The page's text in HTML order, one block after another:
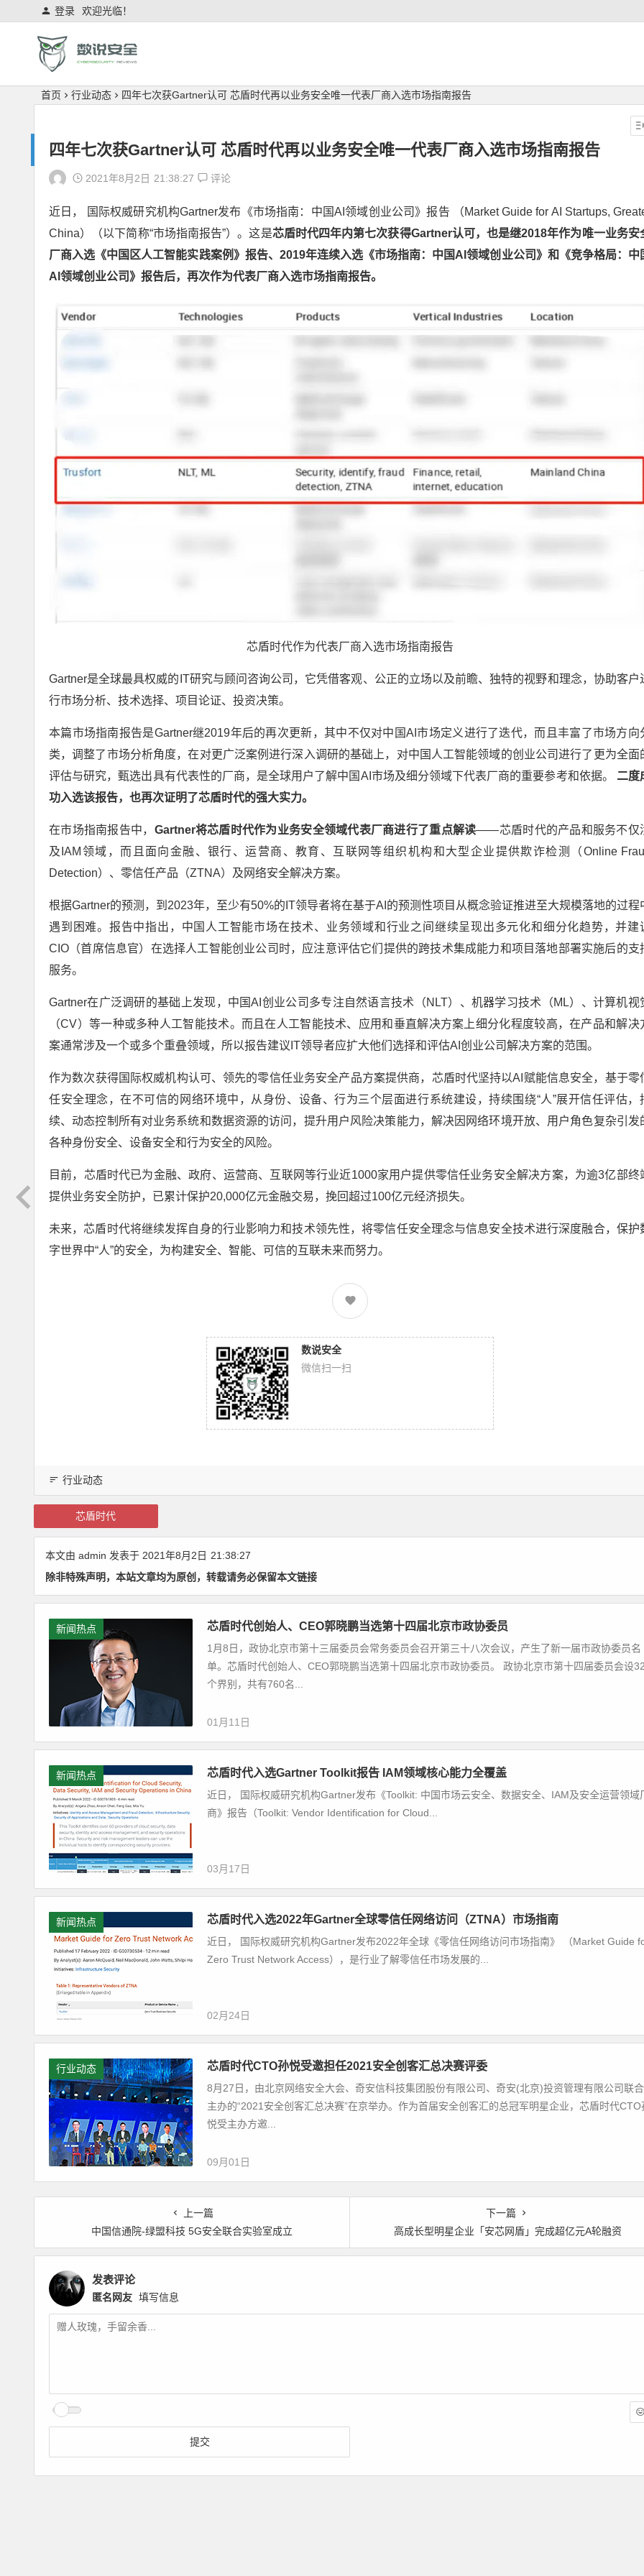
欢迎光临！
登录
首页 行业动态 四年七次获Gartner认可 芯盾时代再以业务安全唯一代表厂商入选市场指南报告
四年七次获Gartner认可 芯盾时代再以业务安全唯一代表厂商入选市场指南报告
2021年8月2日 21:38:27 评论
近日， 国际权威研究机构Gartner发布《市场指南：中国AI领域创业公司》报告 （Market Guide for AI Startups,
China）（以下简称“市场指南报告”）。这是芯盾时代四年内第七次获得Gartner认可，也是继2018年作为唯一业务安
厂商入选《中国区人工智能实践案例》报告、2019年连续入选《市场指南：中国AI领域创业公司》和《竞争格局：中
AI领域创业公司》报告后，再次作为代表厂商入选市场指南报告。
芯盾时代作为代表厂商入选市场指南报告
Gartner是全球最具权威的IT研究与顾问咨询公司，它凭借客观、公正的立场以及前瞻、独特的视野和理念，协助客户
行市场分析、技术选择、项目论证、投资决策。
本篇市场指南报告是Gartner继2019年后的再次更新，其中不仅对中国AI市场定义进行了迭代，而且丰富了市场方向
类，调整了市场分析角度，在对更广泛案例进行深入调研的基础上，对中国人工智能领域的创业公司进行了更为全面
评估与研究，甄选出具有代表性的厂商，是全球用户了解中国AI市场及细分领域下代表厂商的重要参考和依据。 二度
功入选该报告，也再次证明了芯盾时代的强大实力。
在市场指南报告中， Gartner将芯盾时代作为业务安全领域代表厂商进行了重点解读——芯盾时代的产品和服务不仅
及IAM领域，而且面向金融、银行、运营商、教育、互联网等组织机构和大型企业提供欺诈检测（Online
Detection）、零信任产品（ZTNA）及网络安全解决方案。
根据Gartner的预测，到2023年，至少有50%的IT领导者将在基于AI的预测性项目从概念验证推进至大规模落地的过程
遇到困难。报告中指出，中国人工智能市场在技术、业务领域和行业之间继续呈现出多元化和细分化趋势，并建
CIO（首席信息官）在选择人工智能创业公司时，应注意评估它们提供的跨技术集成能力和项目落地部署实施后的支
服务。
Gartner在广泛调研的基础上发现，中国AI创业公司多专注自然语言技术（NLT）、机器学习技术（ML）、计算机视
（CV）等一种或多种人工智能技术。而且在人工智能技术、应用和垂直解决方案上细分化程度较高，在产品和解决
案通常涉及一个或多个重叠领域，所以报告建议IT领导者应扩大他们选择和评估AI创业公司解决方案的范围。
作为数次获得国际权威机构认可、领先的零信任业务安全产品方案提供商，芯盾时代坚持以AI赋能信息安全，基于零
任安全理念，在不可信的网络环境中，从身份、设备、行为三个层面进行系统建设，持续围绕“人”展开信任评估，
续、动态控制所有对业务系统和数据资源的访问，提升用户风险决策能力，解决因网络环境开放、用户角色复杂引发
各种身份安全、设备安全和行为安全的风险。
目前，芯盾时代已为金融、政府、运营商、互联网等行业近1000家用户提供零信任业务安全解决方案，为逾3亿部终
提供业务安全防护，已累计保护20,000亿元金融交易，挽回超过100亿元经济损失。
未来，芯盾时代将继续发挥自身的行业影响力和技术领先性，将零信任安全理念与信息安全技术进行深度融合，保护
字世界中“人”的安全，为构建安全、智能、可信的互联未来而努力。
数说安全
微信扫一扫
行业动态
芯盾时代
本文由 admin 发表于 2021年8月2日 21:38:27
除非特殊声明，本站文章均为原创，转载请务必保留本文链接
新闻热点 芯盾时代创始人、CEO郭晓鹏当选第十四届北京市政协委员
1月8日，政协北京市第十三届委员会常务委员会召开第三十八次会议，产生了新一届市政协委员名
单。芯盾时代创始人、CEO郭晓鹏当选第十四届北京市政协委员。 政协北京市第十四届委员会设
个界别，共有760名...
01月11日
新闻热点 芯盾时代入选Gartner Toolkit报告 IAM领域核心能力全覆盖
近日， 国际权威研究机构Gartner发布《Toolkit: 中国市场云安全、数据安全、IAM及安全运营领域
商》报告（Toolkit: Vendor Identification for Cloud...
03月17日
新闻热点 芯盾时代入选2022年Gartner全球零信任网络访问（ZTNA）市场指南
近日， 国际权威研究机构Gartner发布2022年全球《零信任网络访问市场指南》 （Market Guide
Zero Trust Network Access），是行业了解零信任市场发展的...
02月24日
行业动态 芯盾时代CTO孙悦受邀担任2021安全创客汇总决赛评委
8月27日，由北京网络安全大会、奇安信科技集团股份有限公司、奇安(北京)投资管理有限公司联合
主办的“2021安全创客汇总决赛”在京举办。作为首届安全创客汇的总冠军明星企业，芯盾时代CTO
悦受主办方邀...
09月01日
上一篇
中国信通院-绿盟科技 5G安全联合实验室成立
下一篇
高成长型明星企业「安芯网盾」完成超亿元A轮融资
发表评论
匿名网友 填写信息